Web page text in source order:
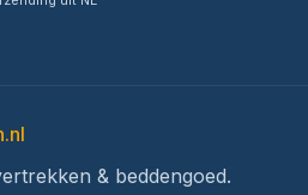
& beddengoed.